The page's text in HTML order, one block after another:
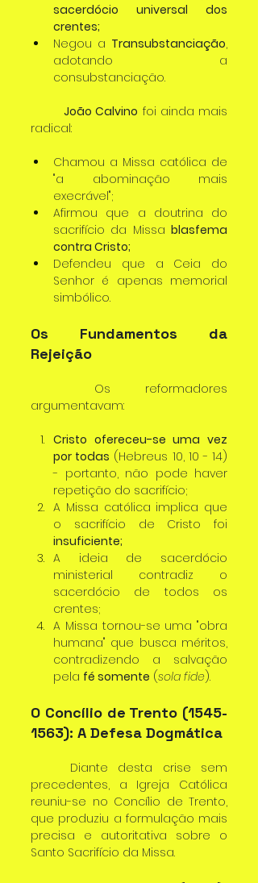
sacerdócio universal dos
crentes;
Negou a Transubstanciação,
adotando a
consubstanciação.
	João Calvino
foi ainda mais
radical:
Chamou a Missa católica de
"a abominação mais
execrável";
Afirmou que a doutrina do
sacrifício da Missa blasfema
contra Cristo;
Defendeu que a Ceia do
Senhor é apenas memorial
simbólico.
Os Fundamentos da
Rejeição
argumentavam:
Cristo ofereceu-se uma vez
por todas (Hebreus 10, 10 - 14)
- portanto, não pode haver
repetição do sacrifício;
A Missa católica implica que
insuficiente;
A ideia de sacerdócio
ministerial contradiz o
sacerdócio de todos os
crentes;
A Missa tornou-se uma "obra
humana" que busca méritos,
contradizendo a salvação
pela fé somente (sola fide).
O Concílio de Trento (1545-
1563): A Defesa Dogmática
precedentes, a Igreja Católica
reuniu-se no Concílio de Trento,
que produziu a formulação mais
precisa e autoritativa sobre o
Santo Sacrifício da Missa.